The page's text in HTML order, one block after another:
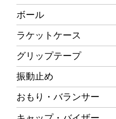
ボール
ラケットケース
グリップテープ
振動止め
おもり・バランサー